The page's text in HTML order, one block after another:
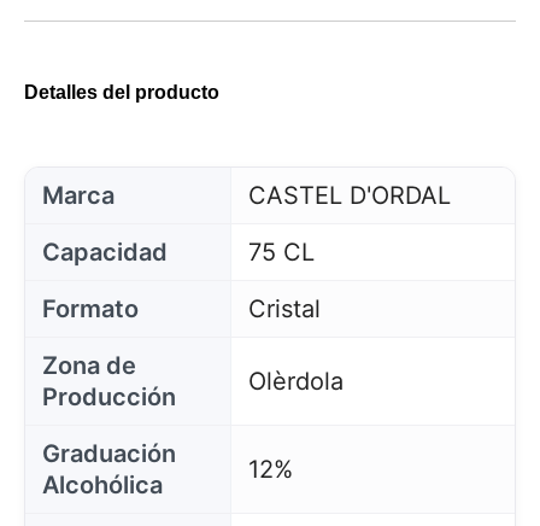
Detalles del producto
Marca
CASTEL D'ORDAL
Capacidad
75 CL
Formato
Cristal
Zona de
Producción
Olèrdola
Graduación
Alcohólica
12%